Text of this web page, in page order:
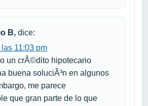
B, dice:
11:03 pm
un crÃ©dito hipotecario
buena soluciÃ³n en algunos
me parece
que gran parte de lo que